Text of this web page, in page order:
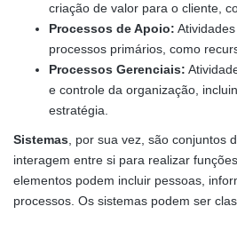
criação de valor para o cliente,
Processos de Apoio:
processos primários, como
Processos Gerenciais:
e controle da organização,
estratégia.
Sistemas , por sua vez, são conjuntos
interagem entre si para realizar
elementos podem incluir pessoas,
processos. Os sistemas podem ser